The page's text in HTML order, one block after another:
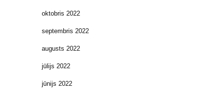
oktobris 2022
septembris 2022
augusts 2022
jūlijs 2022
jūnijs 2022